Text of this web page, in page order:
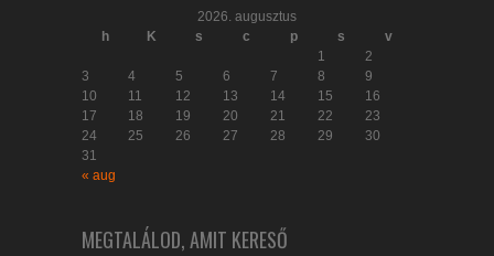
2026. augusztus
h
K s c p s
v
1
2
3
4 5 6 7 8
9
10
11 12 13 14 15
16
17
18 19 20 21 22
23
24
25 26 27 28 29
30
31
« aug
MEGTALÁLOD, AMIT KERESŐ